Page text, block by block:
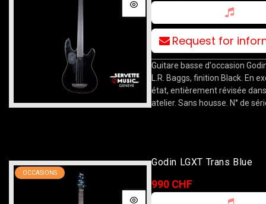
Request for
Guitare basse d'occasion
L.R. Baggs, finition Black. En
état, entièrement révisée
atelier. Sans housse. N° de
OCCASIONS
Godin LGXT Trans Blue
990 CHF